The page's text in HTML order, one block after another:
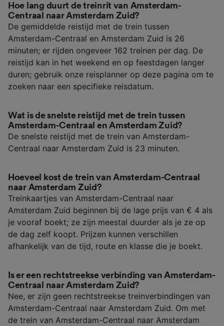
Hoe lang duurt de treinrit van Amsterdam-
Centraal naar Amsterdam Zuid?
De gemiddelde reistijd met de trein tussen
Amsterdam-Centraal en Amsterdam Zuid is 26
minuten; er rijden ongeveer 162 treinen per dag. De
reistijd kan in het weekend en op feestdagen langer
duren; gebruik onze reisplanner op deze pagina om te
zoeken naar een specifieke reisdatum.
Wat is de snelste reistijd met de trein tussen
Amsterdam-Centraal en Amsterdam Zuid?
De snelste reistijd met de trein van Amsterdam-
Centraal naar Amsterdam Zuid is 23 minuten.
Hoeveel kost de trein van Amsterdam-Centraal
naar Amsterdam Zuid?
Treinkaartjes van Amsterdam-Centraal naar
Amsterdam Zuid beginnen bij de lage prijs van € 4 als
je vooraf boekt; ze zijn meestal duurder als je ze op
de dag zelf koopt. Prijzen kunnen verschillen
afhankelijk van de tijd, route en klasse die je boekt.
Is er een rechtstreekse verbinding van Amsterdam-
Centraal naar Amsterdam Zuid?
Nee, er zijn geen rechtstreekse treinverbindingen van
Amsterdam-Centraal naar Amsterdam Zuid. Om met
de trein van Amsterdam-Centraal naar Amsterdam